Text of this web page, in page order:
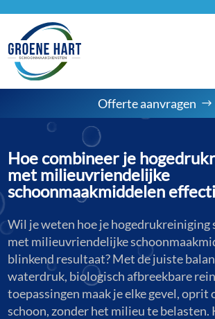
Offerte aanvragen
Hoe combineer je
met milieuvriendelijke
schoonmaakmiddelen
Wil je weten hoe je hogedrukreiniging
met milieuvriendelijke
blinkend resultaat? Met de juiste
waterdruk, biologisch afbreekbare
toepassingen maak je elke gevel, oprit
schoon, zonder het milieu te belasten.